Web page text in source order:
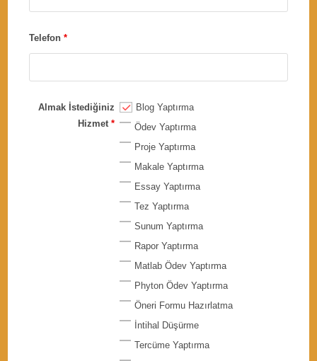
Telefon*
Almak İstediğiniz
Hizmet *
Blog Yaptırma
Ödev Yaptırma
Proje Yaptırma
Makale Yaptırma
Essay Yaptırma
Tez Yaptırma
Sunum Yaptırma
Rapor Yaptırma
Matlab Ödev Yaptırma
Phyton Ödev Yaptırma
Öneri Formu Hazırlatma
İntihal Düşürme
Tercüme Yaptırma